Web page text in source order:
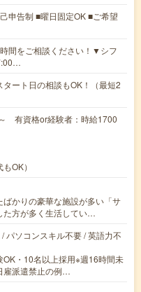
申告制 ■曜日固定OK ■ご希望
間をご相談ください！▼シフ
タート日の相談もOK！（最短2
有資格or経験者：時給1700
OK）
かりの豪華な施設が多い「サ
た方が多く生活してい…
パソコンスキル不要 / 英語力不
・10名以上採用※週16時間未
雇派遣禁止の例…